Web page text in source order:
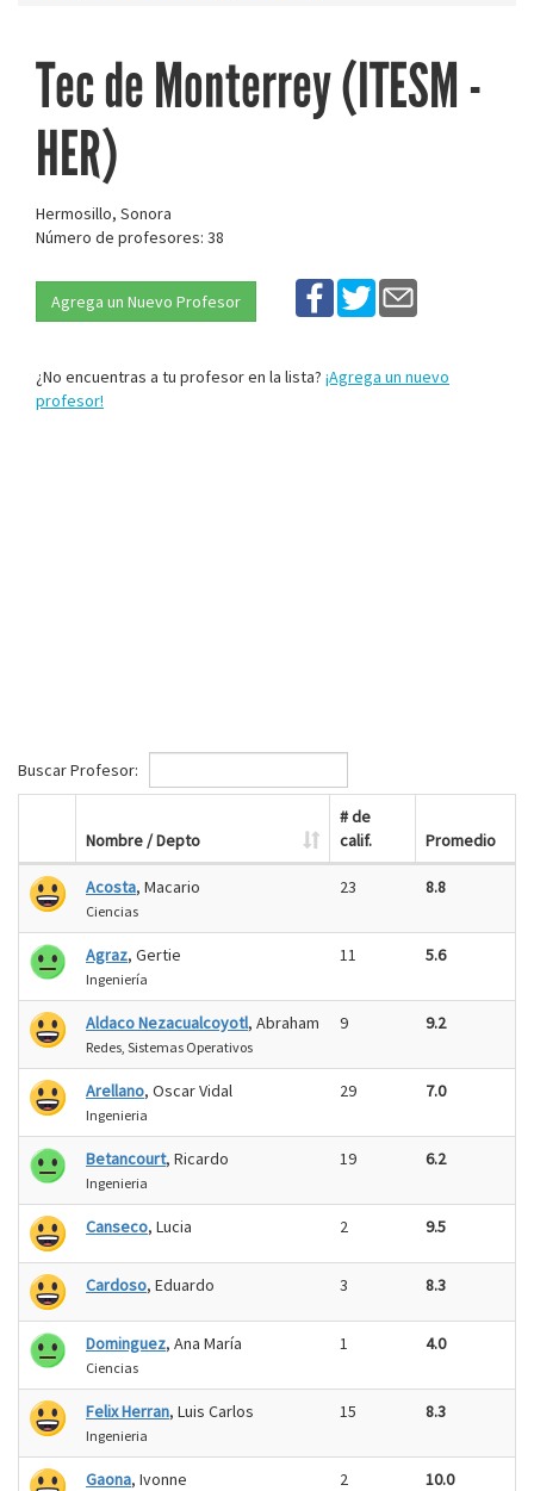
Tec de Monterrey (ITESM -
HER)
Hermosillo, Sonora
Número de profesores: 38
Agrega un Nuevo Profesor
¿No encuentras a tu profesor en la lista? ¡Agrega un nuevo
profesor!
Buscar Profesor:
Nombre / Depto
# de
calif.
Promedio
Acosta, Macario
Ciencias
23 8.8
Agraz, Gertie
Ingeniería
11 5.6
Aldaco Nezacualcoyotl, Abraham
Redes, Sistemas Operativos
9 9.2
Arellano, Oscar Vidal
Ingenieria
29 7.0
Betancourt, Ricardo
Ingenieria
19 6.2
Canseco, Lucia 2 9.5
Cardoso, Eduardo 3 8.3
Dominguez, Ana María
Ciencias
1 4.0
Felix Herran, Luis Carlos
Ingenieria
15 8.3
Gaona, Ivonne 2 10.0